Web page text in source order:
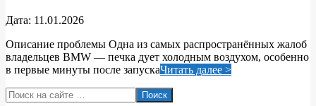
2026-
11
Дата: 11.01.2026
Описание проблемы Одна из самых распространённых жалоб
владельцев BMW — печка дует холодным воздухом, особенно
в первые минуты после запускаЧитать далее >
Поиск